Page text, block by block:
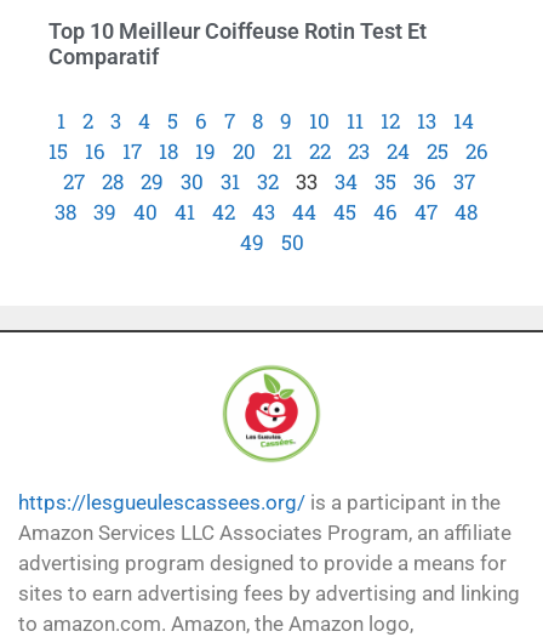
Top 10 Meilleur Coiffeuse Rotin Test Et
Comparatif
1 2 3 4 5 6 7 8 9 10 11 12 13
14
15
16 17 18 19 20 21 22 23 24 25
26
27
28 29 30 31 32 33 34 35 36
37
38
39 40 41 42 43 44 45 46 47
48
49
50
https://lesgueulescassees.org/ is a participant in the
Amazon Services LLC Associates Program, an affiliate
advertising program designed to provide a means for
sites to earn advertising fees by advertising and linking
to amazon.com. Amazon, the Amazon logo,